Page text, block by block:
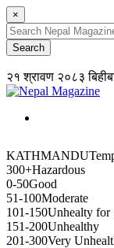
×
२१ श्रावण २०८३
KATHMANDU
300+Hazardous
0-50Good
51-100Moderate
101-150Unhealty for
151-200Unhealthy
201-300Very